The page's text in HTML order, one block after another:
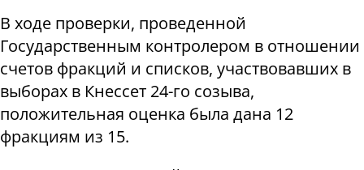
В ходе проверки, проведенной
Государственным контролером в отношении
счетов фракций и списков, участвовавших в
выборах в Кнессет 24-го созыва,
положительная оценка была дана 12
фракциям из 15.